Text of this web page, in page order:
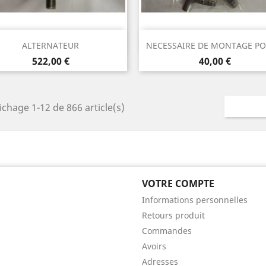
ALTERNATEUR
Prix
522,00 €
Aperçu rapide NECESSAIRE DE MONTAGE
Prix
40,00 €
Aperçu rapide
1-12 de 866 article(s)
VOTRE COMPTE
Informations personnelles
Retours produit
Commandes
Avoirs
Adresses